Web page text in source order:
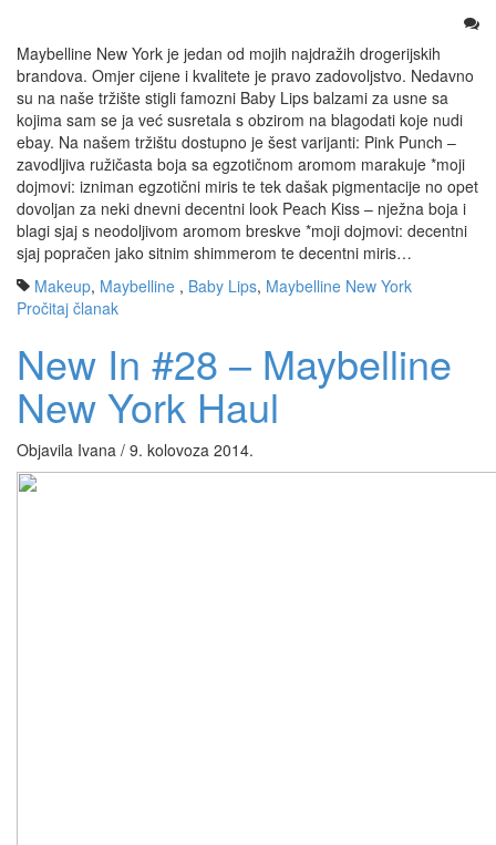
Maybelline New York je jedan od mojih najdražih drogerijskih
brandova. Omjer cijene i kvalitete je pravo zadovoljstvo. Nedavno
su na naše tržište stigli famozni Baby Lips balzami za usne sa
kojima sam se ja već susretala s obzirom na blagodati koje nudi
ebay. Na našem tržištu dostupno je šest varijanti: Pink Punch –
zavodljiva ružičasta boja sa egzotičnom aromom marakuje *moji
dojmovi: izniman egzotični miris te tek dašak pigmentacije no opet
dovoljan za neki dnevni decentni look Peach Kiss – nježna boja i
blagi sjaj s neodoljivom aromom breskve *moji dojmovi: decentni
sjaj popračen jako sitnim shimmerom te decentni miris…
Makeup, Maybelline , Baby Lips, Maybelline New York
Pročitaj članak
New In #28 – Maybelline
New York Haul
Objavila Ivana / 9. kolovoza 2014.